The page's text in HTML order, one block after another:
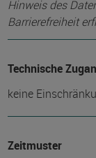
Hinweis des
Barrierefreiheit
Technische
keine
Zeitmuster